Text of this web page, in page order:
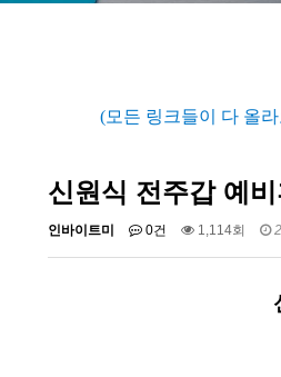
(모든 링크들이 다 올
신원식 전주갑 예
인바이트미 0건 1,114회